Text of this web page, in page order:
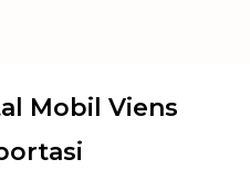
Mobil Viens